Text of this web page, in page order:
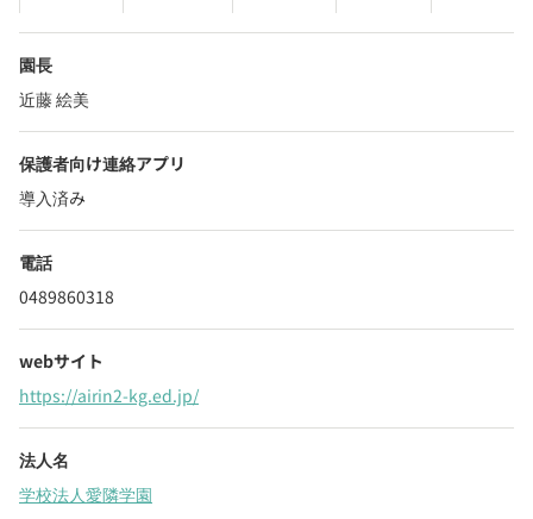
園長
近藤 絵美
保護者向け連絡アプリ
導入済み
電話
0489860318
webサイト
https://airin2-kg.ed.jp/
法人名
学校法人愛隣学園